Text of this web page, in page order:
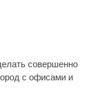
совершенно
с офисами и